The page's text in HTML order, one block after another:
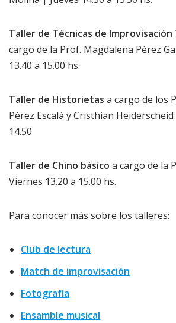
Taller de Técnicas de
cargo de la Prof. Magdalena Pérez
13.40 a 15.00 hs.
Taller de Historietas a cargo de los
Pérez Escalá y Cristhian
14.50
Taller de Chino básico a cargo de la
Viernes 13.20 a 15.00 hs.
Para conocer más sobre los talleres:
Club de lectura
Match de improvisación
Fotografía
Ensamble musical